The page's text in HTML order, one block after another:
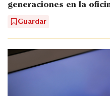
generaciones en la
Guardar